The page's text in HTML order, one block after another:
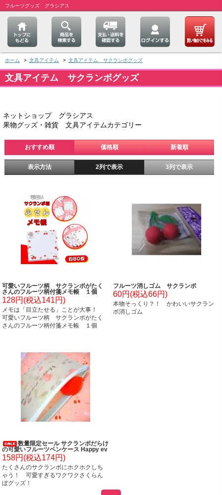
フルーツグッズ グラシアス
ホーム > 文具アイテム > 文具アイテム サクランボグッズ
文具アイテム サクランボグッズ
ネットショップ グラシアス
果物グッズ・雑貨 文具アイテムカテゴリー
おすすめ順 価格順 新着順
表示方法 2列で表示 3列で表示
可愛いフルーツ柄 サクランボがたく
さんのフルーツ柄付箋メモ帳 １個
128円(税込141円)
メモは「目立たせる」ことが大事！
可愛いフルーツ柄 サクランボがたく
さんのフルーツ柄付箋メモ帳 １個
フルーツ消しゴム サクランボ
60円(税込66円)
本物そっくり？！ かわいいサクラン
ボ消しゴム
数量限定セール サクランボだらけ
の可愛いフルーツペンケース Happy ev
ery day
158円(税込174円)
たくさんのサクランボにホクホクしち
ゃう！ 可愛すぎるワクワクさくらん
ぼグッズ！